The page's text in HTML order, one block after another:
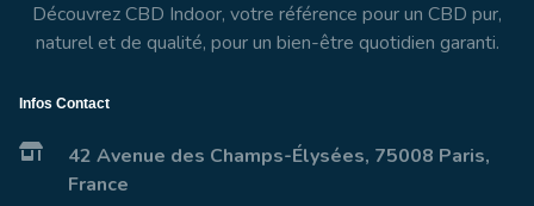
Découvrez CBD Indoor, votre référence pour un CBD pur,
naturel et de qualité, pour un bien-être quotidien garanti.
Infos Contact
42 Avenue des Champs-Élysées, 75008 Paris,
France